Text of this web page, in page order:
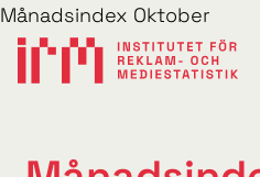
Månadsindex Oktober